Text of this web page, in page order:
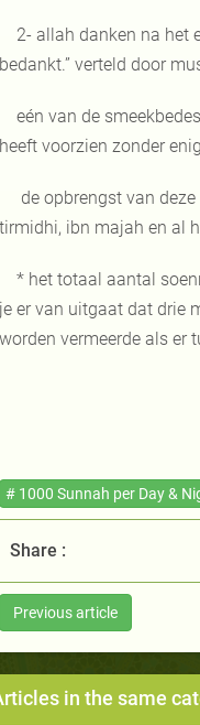
2- allah danken na het
bedankt.” verteld door
eén van de
heeft voorzien zonder
de opbrengst van
tirmidhi, ibn majah en al
* het totaal aantal
je er van uitgaat dat drie
worden vermeerde
# 1000 Sunnah per Day &
Share :
Previous article
in the same